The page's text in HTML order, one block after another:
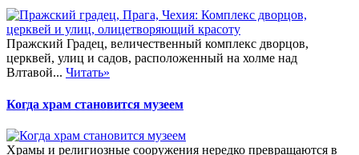
Пражский Градец, величественный комплекс дворцов,
церквей, улиц и садов, расположенный на холме над
Влтавой... Читать»
Когда храм становится музеем
Храмы и религиозные сооружения нередко превращаются в